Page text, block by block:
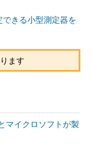
きる小型測定器を
ます
マイクロソフトが製